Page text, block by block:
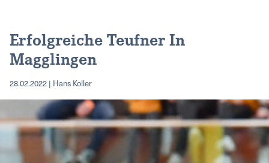
Erfolgreiche Teufner In
Magglingen
28.02.2022 | Hans Koller